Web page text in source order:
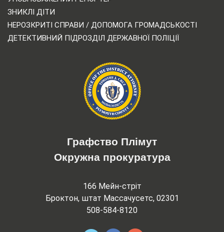
ЗНИКЛІ ДІТИ
НЕРОЗКРИТІ СПРАВИ / ДОПОМОГА ГРОМАДСЬКОСТІ
ДЕТЕКТИВНИЙ ПІДРОЗДІЛ ДЕРЖАВНОЇ ПОЛІЦІЇ
Графство Плімут
Окружна прокуратура
166 Мейн-стріт
Броктон, штат Массачусетс, 02301
508-584-8120